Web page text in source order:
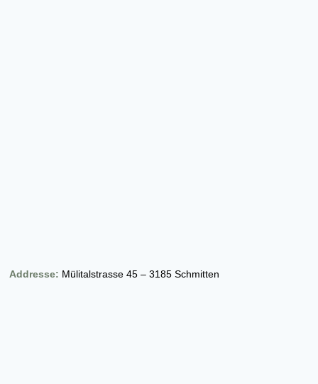
Addresse: Mülitalstrasse 45 – 3185 Schmitten